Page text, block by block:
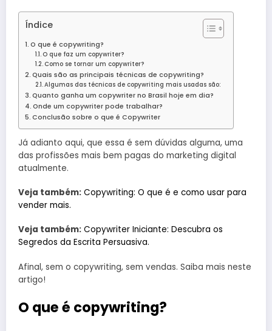
Índice
O que é copywriting?
O que faz um copywriter?
Como se tornar um copywriter?
Quais são as principais técnicas de copywriting?
Algumas das técnicas de copywriting mais usadas são:
Quanto ganha um copywriter no Brasil hoje em dia?
Onde um copywriter pode trabalhar?
Conclusão sobre o que é Copywriter
Já adianto aqui, que essa é sem dúvidas alguma, uma
das profissões mais bem pagas do marketing digital
atualmente.
Veja também: Copywriting: O que é e como usar para
vender mais.
Veja também: Copywriter Iniciante: Descubra os
Segredos da Escrita Persuasiva.
Afinal, sem o copywriting, sem vendas. Saiba mais neste
artigo!
O que é copywriting?